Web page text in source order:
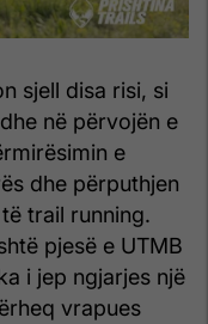
sjell disa risi, si
në përvojën e
e
dhe përputhjen
trail running.
pjesë e UTMB
i jep ngjarjes një
vrapues